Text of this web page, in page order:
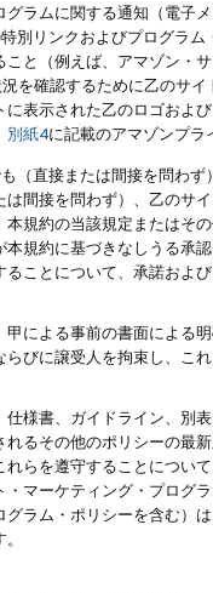
ラムに関する通知（電子
別リンクおよびプログラ
と（例えば、アマゾン・
を確認するために乙のサ
表示された乙のロゴおよ
別紙4に記載のアマゾンプ
（直接または間接を問わ
間接を問わず）、乙のサ
規約の当該規定またはそ
規約に基づきなしうる承
ことについて、承諾およ
による事前の書面による
びに譲受人を拘束し、こ
様書、ガイドライン、別
るその他のポリシーの最
れらを遵守することにつ
マーケティング・プログ
ラム・ポリシーを含む）